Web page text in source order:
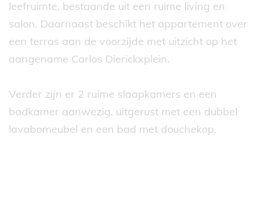
leefruimte, bestaande uit een ruime living en
salon. Daarnaast beschikt het appartement over
een terras aan de voorzijde met uitzicht op het
aangename Carlos Dierickxplein.
Verder zijn er 2 ruime slaapkamers en een
badkamer aanwezig, uitgerust met een dubbel
lavabomeubel en een bad met douchekop.